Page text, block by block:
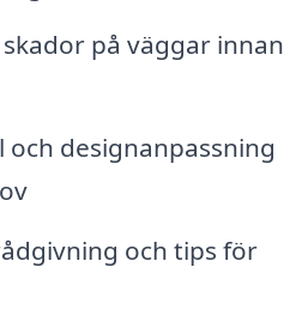
på väggar innan
och designanpassning
och tips för